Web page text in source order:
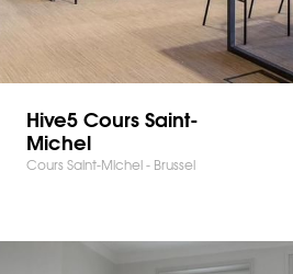
Hive5 Cours Saint-
Michel
Cours Saint-Michel - Brussel